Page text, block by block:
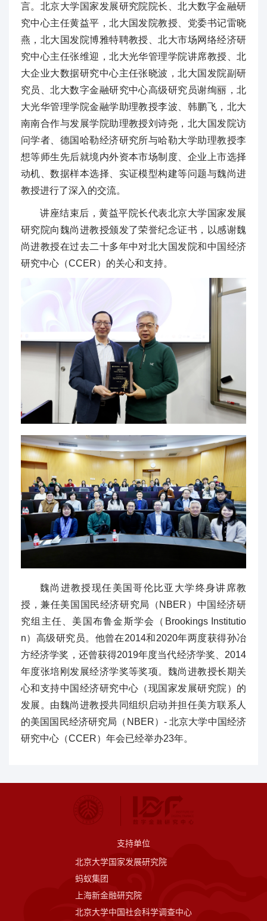
言。北京大学国家发展研究院院长、北大数字金融研
究中心主任黄益平，北大国发院教授、党委书记雷晓
燕，北大国发院博雅特聘教授、北大市场网络经济研
究中心主任张维迎，北大光华管理学院讲席教授、北
大企业大数据研究中心主任张晓波，北大国发院副研
究员、北大数字金融研究中心高级研究员谢绚丽，北
大光华管理学院金融学助理教授李波、韩鹏飞，北大
南南合作与发展学院助理教授刘诗尧，北大国发院访
问学者、德国哈勒经济研究所与哈勒大学助理教授李
想等师生先后就境内外资本市场制度、企业上市选择
动机、数据样本选择、实证模型构建等问题与魏尚进
教授进行了深入的交流。
讲座结束后，黄益平院长代表北京大学国家发展
研究院向魏尚进教授颁发了荣誉纪念证书，以感谢魏
尚进教授在过去二十多年中对北大国发院和中国经济
研究中心（CCER）的关心和支持。
魏尚进教授现任美国哥伦比亚大学终身讲席教
授，兼任美国国民经济研究局（NBER）中国经济研
究组主任、美国布鲁金斯学会（Brookings Institutio
n）高级研究员。他曾在2014和2020年两度获得孙冶
方经济学奖，还曾获得2019年度当代经济学奖、2014
年度张培刚发展经济学奖等奖项。魏尚进教授长期关
心和支持中国经济研究中心（现国家发展研究院）的
发展。由魏尚进教授共同组织启动并担任美方联系人
的美国国民经济研究局（NBER）- 北京大学中国经济
研究中心（CCER）年会已经举办23年。
支持单位
北京大学国家发展研究院
蚂蚁集团
上海新金融研究院
北京大学中国社会科学调查中心